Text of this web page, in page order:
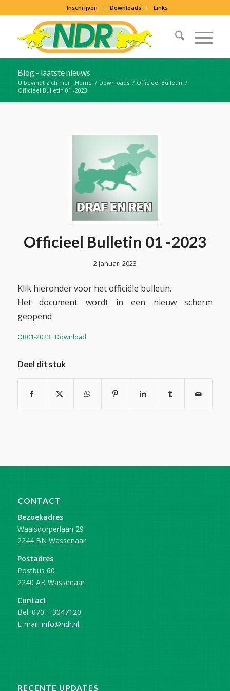
Inschrijven Downloads Links
Blog - laatste nieuws
U bevindt zich hier: Home / Downloads / Officieel Bulletin /
Officieel Bulletin 01 -2023
Officieel Bulletin 01 -2023
2 januari 2023
Klik hieronder voor het officiële bulletin.
Het document wordt in een nieuw scherm
geopend
OB01-2023 Download
Deel dit stuk
CONTACT
Bezoekadres
Waalsdorperlaan 29
2244 BN Wassenaar
Postadres
Postbus 60
2240 AB Wassenaar
Contact
Bel: 070 – 3047120
E-mail: info@ndr.nl
RECENTE UPDATES